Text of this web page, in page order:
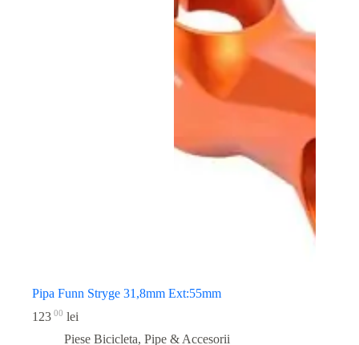
Pipa Funn Stryge 31,8mm Ext:55mm
123 00 lei
Piese Bicicleta, Pipe & Accesorii